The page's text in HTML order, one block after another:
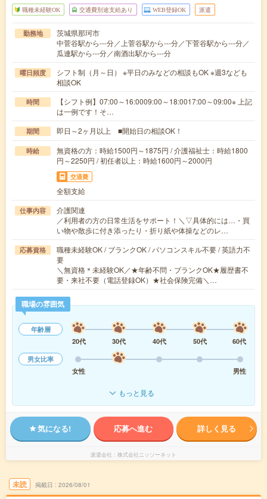
職種未経験OK 交通費別途支給あり WEB登録OK 派遣
勤務地
茨城県那珂市
中菅谷駅から---分／上菅谷駅から---分／下菅谷駅から---分／
瓜連駅から---分／南酒出駅から---分
曜日頻度
シフト制（月～日） ※平日のみなどの相談もOK ※週3なども
相談OK
時間
【シフト例】07:00～16:0009:00～18:0017:00～09:00※ 上記
は一例です！そ…
期間 即日～2ヶ月以上 ■開始日の相談OK！
時給
無資格の方：時給1500円～1875円 / 介護福祉士：時給1800
円～2250円 / 初任者以上：時給1600円～2000円
交通費
全額支給
仕事内容
介護関連
／利用者の方の日常生活をサポート！＼▽具体的には…・買
い物や散歩に付き添ったり・折り紙や体操などのレ…
応募資格
職種未経験OK / ブランクOK / パソコンスキル不要 / 英語力不
要
＼無資格＊未経験OK／★年齢不問・ブランクOK★履歴書不
要・来社不要（電話登録OK）★社会保険完備＼…
職場の雰囲気
年齢層
20代
30代 40代 50代
60代
男女比率
女性
男性
もっと見る
気になる! 応募へ進む 詳しく見る
派遣会社 株式会社ニッソーネット
未読 掲載日 2026/08/01